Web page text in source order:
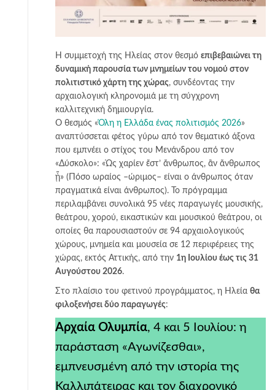
Η συμμετοχή της Ηλείας στον θεσμό επιβεβαιώνει τη
δυναμική παρουσία των μνημείων του νομού στον
πολιτιστικό χάρτη της χώρας, συνδέοντας την
αρχαιολογική κληρονομιά με τη σύγχρονη
καλλιτεχνική δημιουργία.
Ο θεσμός «Όλη η Ελλάδα ένας πολιτισμός 2026»
αναπτύσσεται φέτος γύρω από τον θεματικό άξονα
που εμπνέει ο στίχος του Μενάνδρου από τον
«Δύσκολο»: «Ὡς χαρίεν ἔστ’ ἄνθρωπος, ἂν ἄνθρωπος
ᾖ» (Πόσο ωραίος –ώριμος– είναι ο άνθρωπος όταν
πραγματικά είναι άνθρωπος). Το πρόγραμμα
περιλαμβάνει συνολικά 95 νέες παραγωγές μουσικής,
θεάτρου, χορού, εικαστικών και μουσικού θεάτρου, οι
οποίες θα παρουσιαστούν σε 94 αρχαιολογικούς
χώρους, μνημεία και μουσεία σε 12 περιφέρειες της
χώρας, εκτός Αττικής, από την 1η Ιουλίου έως τις 31
Αυγούστου 2026.
Στο πλαίσιο του φετινού προγράμματος, η Ηλεία θα
φιλοξενήσει δύο παραγωγές:
Αρχαία Ολυμπία, 4 και 5 Ιουλίου: η
παράσταση «Αγωνίζεσθαι»,
εμπνευσμένη από την ιστορία της
Καλλιπάτειρας και τον διαχρονικό